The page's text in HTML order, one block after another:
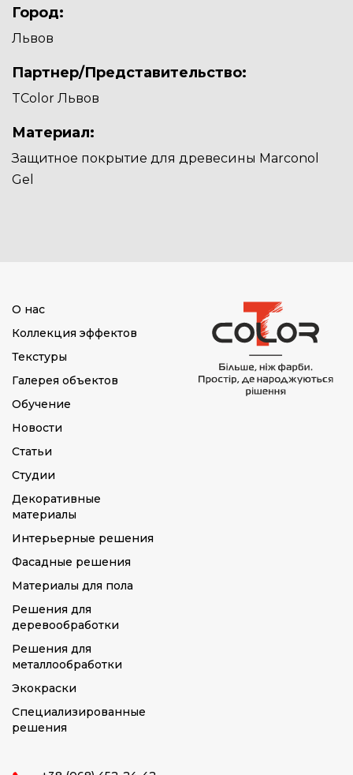
Город:
Львов
Партнер/Представительство:
TColor Львов
Материал:
Защитное покрытие для древесины Marconol
Gel
О нас
Коллекция эффектов
Текстуры
Галерея объектов
Обучение
Новости
Статьи
Студии
Декоративные
материалы
Интерьерные решения
Фасадные решения
Материалы для пола
Решения для
деревообработки
Решения для
металлообработки
Экокраски
Специализированные
решения